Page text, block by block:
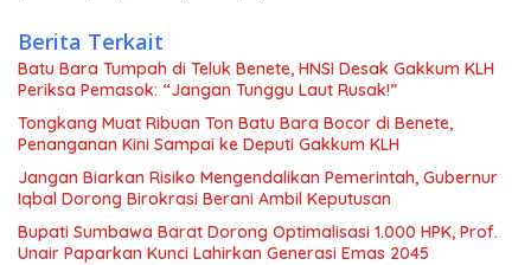
Berita Terkait
Batu Bara Tumpah di Teluk Benete, HNSI Desak Gakkum KLH
Periksa Pemasok: “Jangan Tunggu Laut Rusak!”
Tongkang Muat Ribuan Ton Batu Bara Bocor di Benete,
Penanganan Kini Sampai ke Deputi Gakkum KLH
Jangan Biarkan Risiko Mengendalikan Pemerintah, Gubernur
Iqbal Dorong Birokrasi Berani Ambil Keputusan
Bupati Sumbawa Barat Dorong Optimalisasi 1.000 HPK, Prof.
Unair Paparkan Kunci Lahirkan Generasi Emas 2045